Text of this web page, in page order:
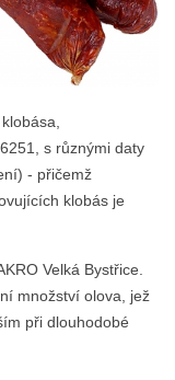
s různými daty
- přičemž
klobás je
Velká Bystřice.
množství olova, jež
při dlouhodobé